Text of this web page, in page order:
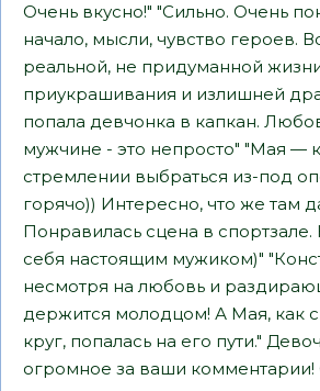
Очень вкусно!" "Сильно. Очень
начало, мысли, чувство героев.
реальной, не придуманной
приукрашивания и излишней
попала девчонка в капкан.
мужчине - это непросто" "Мая —
стремлении выбраться из-под
горячо)) Интересно, что же там
Понравилась сцена в спортзале.
себя настоящим мужиком)"
несмотря на любовь и
держится молодцом! А Мая, как
круг, попалась на его пути."
огромное за ваши